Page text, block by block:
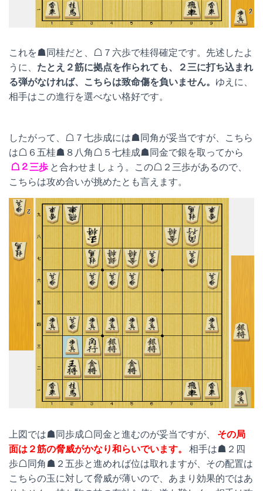
これを☗同桂だと、☖７六歩で桂得確定です。先述したよ
うに、 たとえ２筋に拠点を作られても、２三に打ち込まれ
る弾がなければ、こちらは致命傷を負いません。 ゆえに、
相手はこの進行を選べない格好です。
したがって、☖７七歩成には☗同角が妥当ですが、こちら
は☖６五桂☗８八角☖５七桂成☗同金で銀を取ってから
☖２三歩 と合わせましょう。この☖２三歩があるので、
こちらは攻め合いが挑めたとも言えます。
上図では☗同歩成☖同金と進むのが妥当ですが、
その局
面は２筋の脅威がかなり和らいでいます。
相手は☗２四
歩☖同角☗２五歩と進めれば位は取れますが、その配置は
こちらの玉に対して脅威が薄いので、あまり効果的ではあ